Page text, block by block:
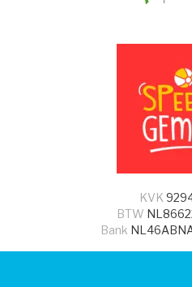
KVK
BTW
Bank